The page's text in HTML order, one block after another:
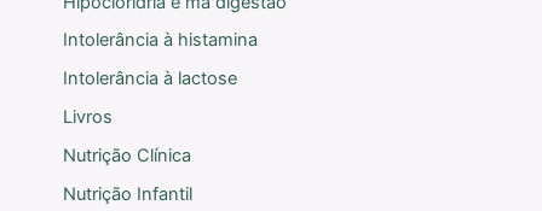
Intolerância à histamina
Intolerância à lactose
Livros
Nutrição Clínica
Nutrição Infantil